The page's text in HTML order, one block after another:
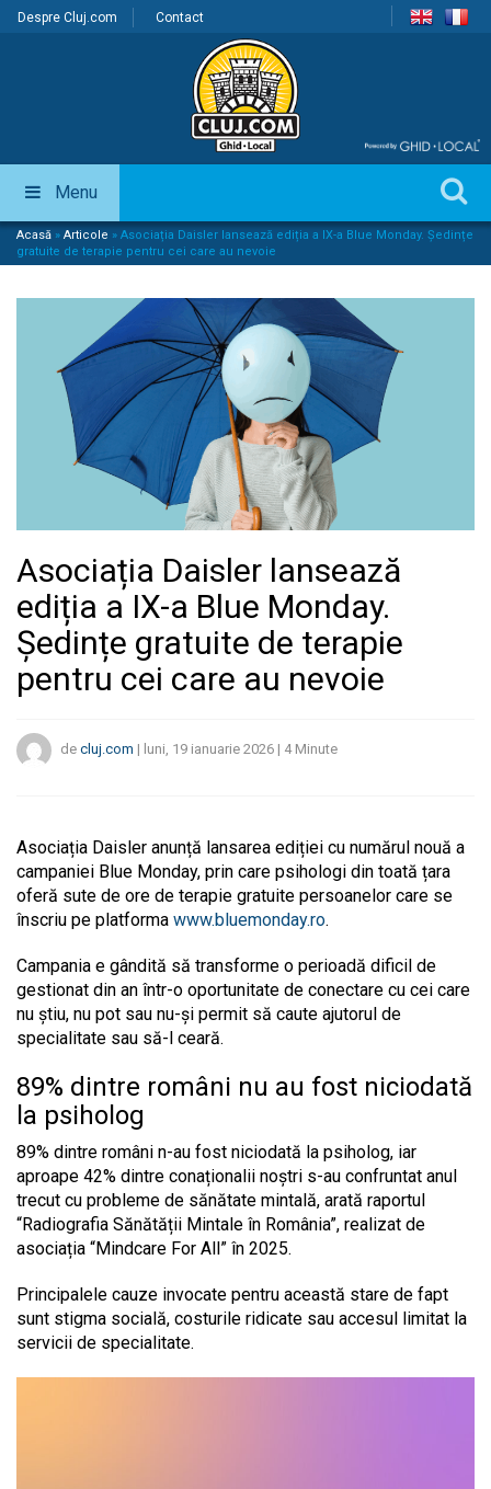
Despre Cluj.com Contact
Menu
Acasă » Articole » Asociația Daisler lansează ediția a IX-a Blue Monday. Ședințe
gratuite de terapie pentru cei care au nevoie
Asociația Daisler lansează
ediția a IX-a Blue Monday.
Ședințe gratuite de terapie
pentru cei care au nevoie
de cluj.com | luni, 19 ianuarie 2026 | 4 Minute
Asociația Daisler anunță lansarea ediției cu numărul nouă a
campaniei Blue Monday, prin care psihologi din toată țara
oferă sute de ore de terapie gratuite persoanelor care se
înscriu pe platforma www.bluemonday.ro.
Campania e gândită să transforme o perioadă dificil de
gestionat din an într-o oportunitate de conectare cu cei care
nu știu, nu pot sau nu-și permit să caute ajutorul de
specialitate sau să-l ceară.
89% dintre români nu au fost niciodată
la psiholog
89% dintre români n-au fost niciodată la psiholog, iar
aproape 42% dintre conaționalii noștri s-au confruntat anul
trecut cu probleme de sănătate mintală, arată raportul
“Radiografia Sănătății Mintale în România”, realizat de
asociația “Mindcare For All” în 2025.
Principalele cauze invocate pentru această stare de fapt
sunt stigma socială, costurile ridicate sau accesul limitat la
servicii de specialitate.